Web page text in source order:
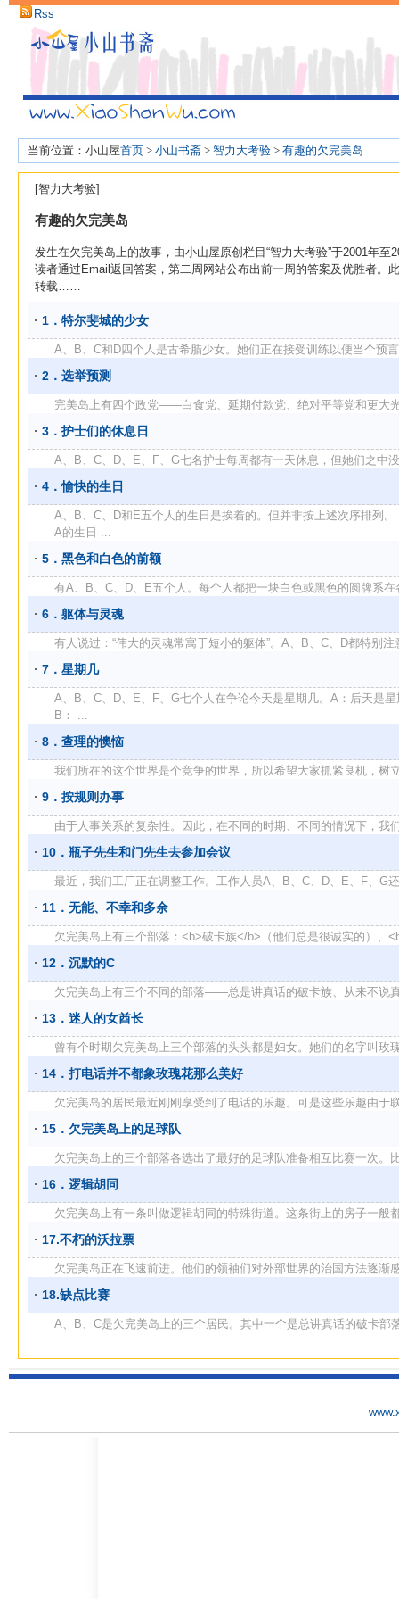
Rss
当前位置：小山屋首页 > 小山书斋 > 智力大考验 > 有趣的欠完美岛
[智力大考验]
有趣的欠完美岛
发生在欠完美岛上的故事，由小山屋原创栏目“智力大考验”于2001年
读者通过Email返回答案，第二周网站公布出前一周的答案及优胜者。
转载……
1．特尔斐城的少女
A、B、C和D四个人是古希腊少女。她们正在接受训练以便当个预
2．选举预测
完美岛上有四个政党——白食党、延期付款党、绝对平等党和更大
3．护士们的休息日
A、B、C、D、E、F、G七名护士每周都有一天休息，但她们之中
4．愉快的生日
A、B、C、D和E五个人的生日是挨着的。但并非按上述次序排列。
A的生日 ...
5．黑色和白色的前额
有A、B、C、D、E五个人。每个人都把一块白色或黑色的圆牌系
6．躯体与灵魂
有人说过：“伟大的灵魂常寓于短小的躯体”。A、B、C、D都特别
7．星期几
A、B、C、D、E、F、G七个人在争论今天是星期几。A：后天是星
B： ...
8．查理的懊恼
我们所在的这个世界是个竞争的世界，所以希望大家抓紧良机，树
9．按规则办事
由于人事关系的复杂性。因此，在不同的时期、不同的情况下，我
10．瓶子先生和门先生去参加会议
最近，我们工厂正在调整工作。工作人员A、B、C、D、E、F、G
11．无能、不幸和多余
欠完美岛上有三个部落：<b>破卡族</b>（他们总是很诚实的）、
12．沉默的C
欠完美岛上有三个不同的部落——总是讲真话的破卡族、从来不说
13．迷人的女酋长
曾有个时期欠完美岛上三个部落的头头都是妇女。她们的名字叫玫
14．打电话并不都象玫瑰花那么美好
欠完美岛的居民最近刚刚享受到了电话的乐趣。可是这些乐趣由于
15．欠完美岛上的足球队
欠完美岛上的三个部落各选出了最好的足球队准备相互比赛一次。
16．逻辑胡同
欠完美岛上有一条叫做逻辑胡同的特殊街道。这条街上的房子一般
17.不朽的沃拉票
欠完美岛正在飞速前进。他们的领袖们对外部世界的治国方法逐渐
18.缺点比赛
A、B、C是欠完美岛上的三个居民。其中一个是总讲真话的破卡部